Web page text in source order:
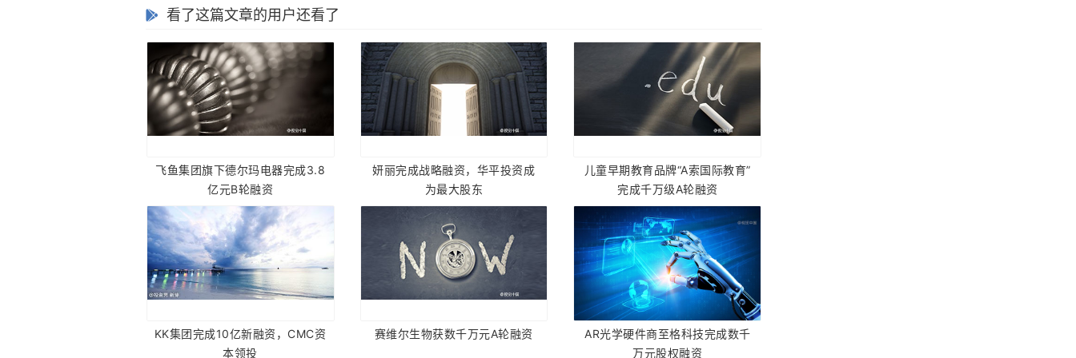
看了这篇文章的用户还看了
飞鱼集团旗下德尔玛电器完成3.8
亿元B轮融资
妍丽完成战略融资，华平投资成
为最大股东
儿童早期教育品牌“A索国际教育”
完成千万级A轮融资
KK集团完成10亿新融资，CMC资
本领投
赛维尔生物获数千万元A轮融资
AR光学硬件商至格科技完成数千
万元股权融资